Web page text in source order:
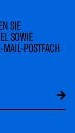
SIE
SOWIE
POSTFACH